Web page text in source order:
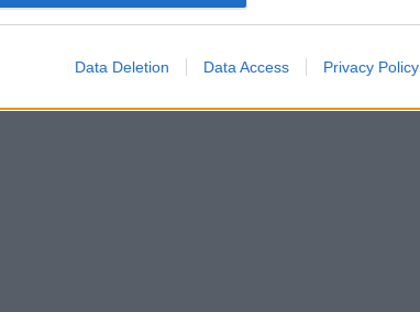
Data Deletion Data Access Privacy Policy
autor dwóch efektownych trafień